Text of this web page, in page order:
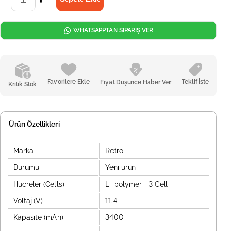
Kritik Stok Favorilere Ekle Fiyat Düşünce Haber Ver Teklif İste
WHATSAPPTAN SİPARİŞ VER
Ürün Özellikleri
Marka Retro
Durumu Yeni ürün
Hücreler (Cells) Li-polymer - 3 Cell
Voltaj (V) 11.4
Kapasite (mAh) 3400